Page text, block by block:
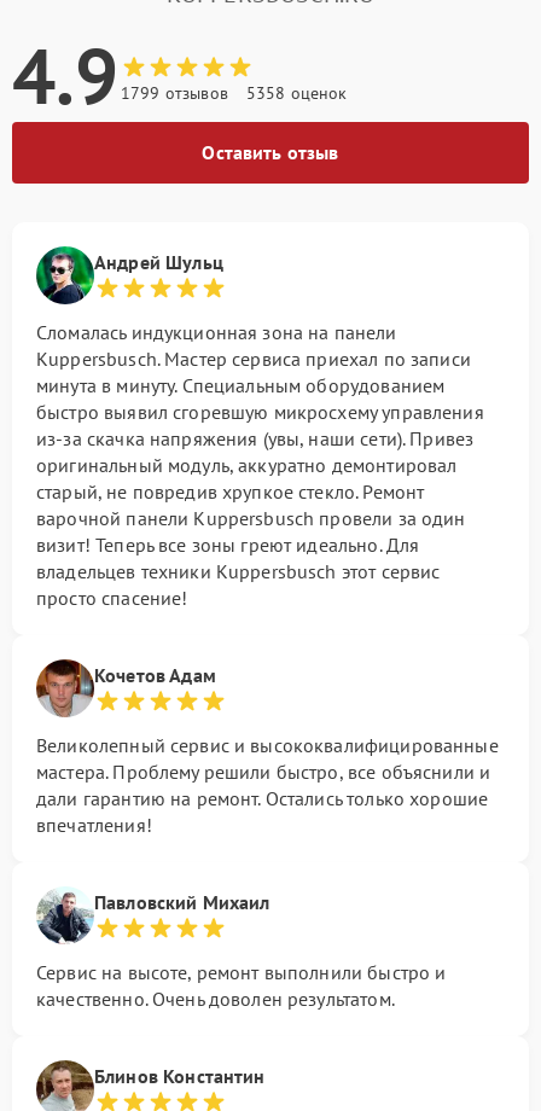
4.9 1799 отзывов 5358 оценок
Оставить отзыв
Андрей Шульц
Сломалась индукционная зона на панели
Kuppersbusch. Мастер сервиса приехал по записи
минута в минуту. Специальным оборудованием
быстро выявил сгоревшую микросхему управления
из-за скачка напряжения (увы, наши сети). Привез
оригинальный модуль, аккуратно демонтировал
старый, не повредив хрупкое стекло. Ремонт
варочной панели Kuppersbusch провели за один
визит! Теперь все зоны греют идеально. Для
владельцев техники Kuppersbusch этот сервис
просто спасение!
Кочетов Адам
Великолепный сервис и высококвалифицированные
мастера. Проблему решили быстро, все объяснили и
дали гарантию на ремонт. Остались только хорошие
впечатления!
Павловский Михаил
Сервис на высоте, ремонт выполнили быстро и
качественно. Очень доволен результатом.
Блинов Константин